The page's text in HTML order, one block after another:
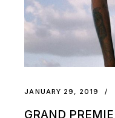
JANUARY 29, 2019
GRAND